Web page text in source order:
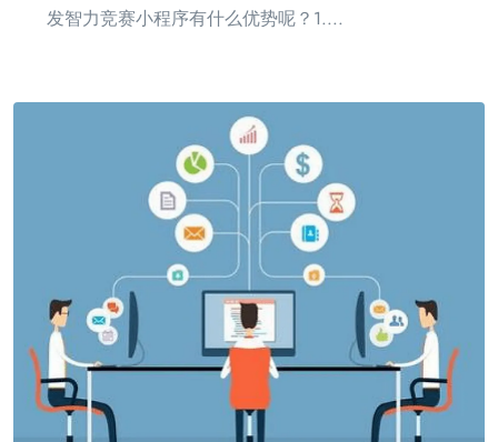
发智力竞赛小程序有什么优势呢？1....